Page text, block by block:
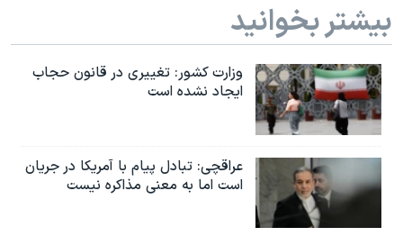
نرگس محمدی برنده جایزه نوبل صلح
همایش محافظه‌کاران آمریکا «سی‌پک»
صفحه‌های ویژه
سفر پرزیدنت ترامپ به چین
بیشتر بخوانید
وزارت کشور: تغییری در قانون حجاب
ایجاد نشده است
عراقچی: تبادل پیام با آمریکا در جریان
است اما به معنی مذاکره نیست